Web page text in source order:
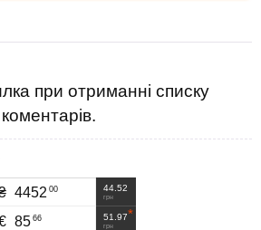
при отриманні списку
коментарів.
44.52
грн
4452 00
51.97
грн
85 66